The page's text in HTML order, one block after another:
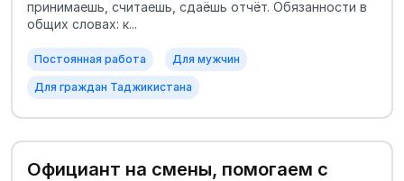
принимаешь, считаешь, сдаёшь отчёт. Обязанности в
общих словах: к...
Постоянная работа Для мужчин
Для граждан Таджикистана
Официант на смены, помогаем с